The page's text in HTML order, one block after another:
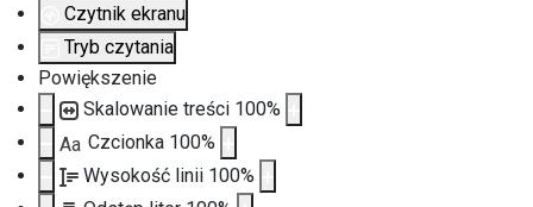
Czytnik ekranu
Tryb czytania
Powiększenie
Skalowanie treści 100%
Aa Czcionka 100%
Wysokość linii 100%